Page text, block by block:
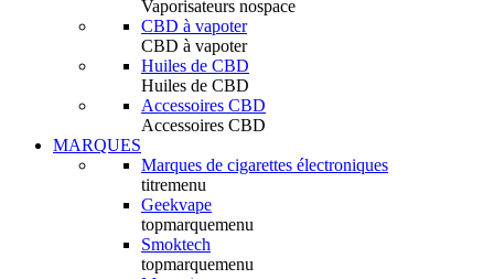
Vaporisateurs nospace
CBD à vapoter
CBD à vapoter
Huiles de CBD
Huiles de CBD
Accessoires CBD
Accessoires CBD
MARQUES
Marques de cigarettes électroniques
titremenu
Geekvape
topmarquemenu
Smoktech
topmarquemenu